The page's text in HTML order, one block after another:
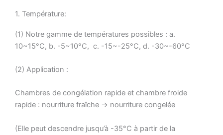
1. Température:
(1) Notre gamme de températures possibles : a.
10~15°C, b. -5~10°C, c. -15~-25°C, d. -30~-60°C
(2) Application :
Chambres de congélation rapide et chambre froide
rapide : nourriture fraîche → nourriture congelée
(Elle peut descendre jusqu’à -35°C à partir de la